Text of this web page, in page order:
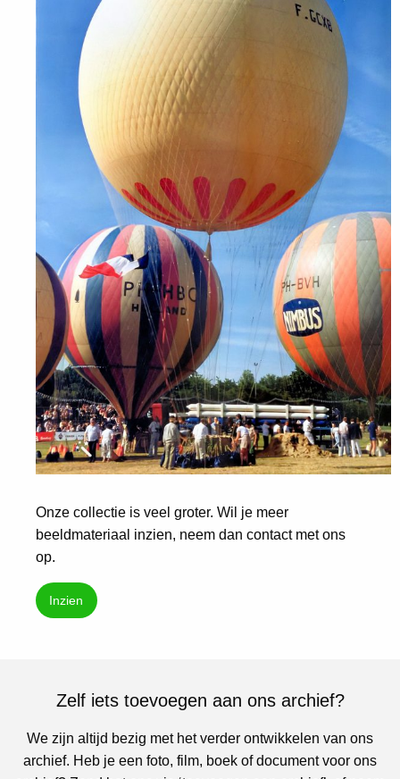
Onze collectie is veel groter. Wil je meer
beeldmateriaal inzien, neem dan contact met ons
op.
Inzien
Zelf iets toevoegen aan ons archief?
We zijn altijd bezig met het verder ontwikkelen van ons
archief. Heb je een foto, film, boek of document voor ons